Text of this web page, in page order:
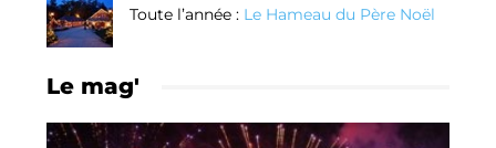
Toute l’année : Le Hameau du Père Noël
Le mag'